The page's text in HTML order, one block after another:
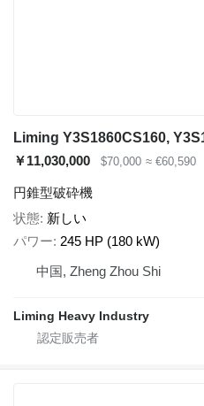
￥11,030,000 $70,000 ≈ €60,590
円錐型破砕機
状態 新しい
パワー 245 HP (180 kW)
中国, Zheng Zhou Shi
Liming Heavy Industry